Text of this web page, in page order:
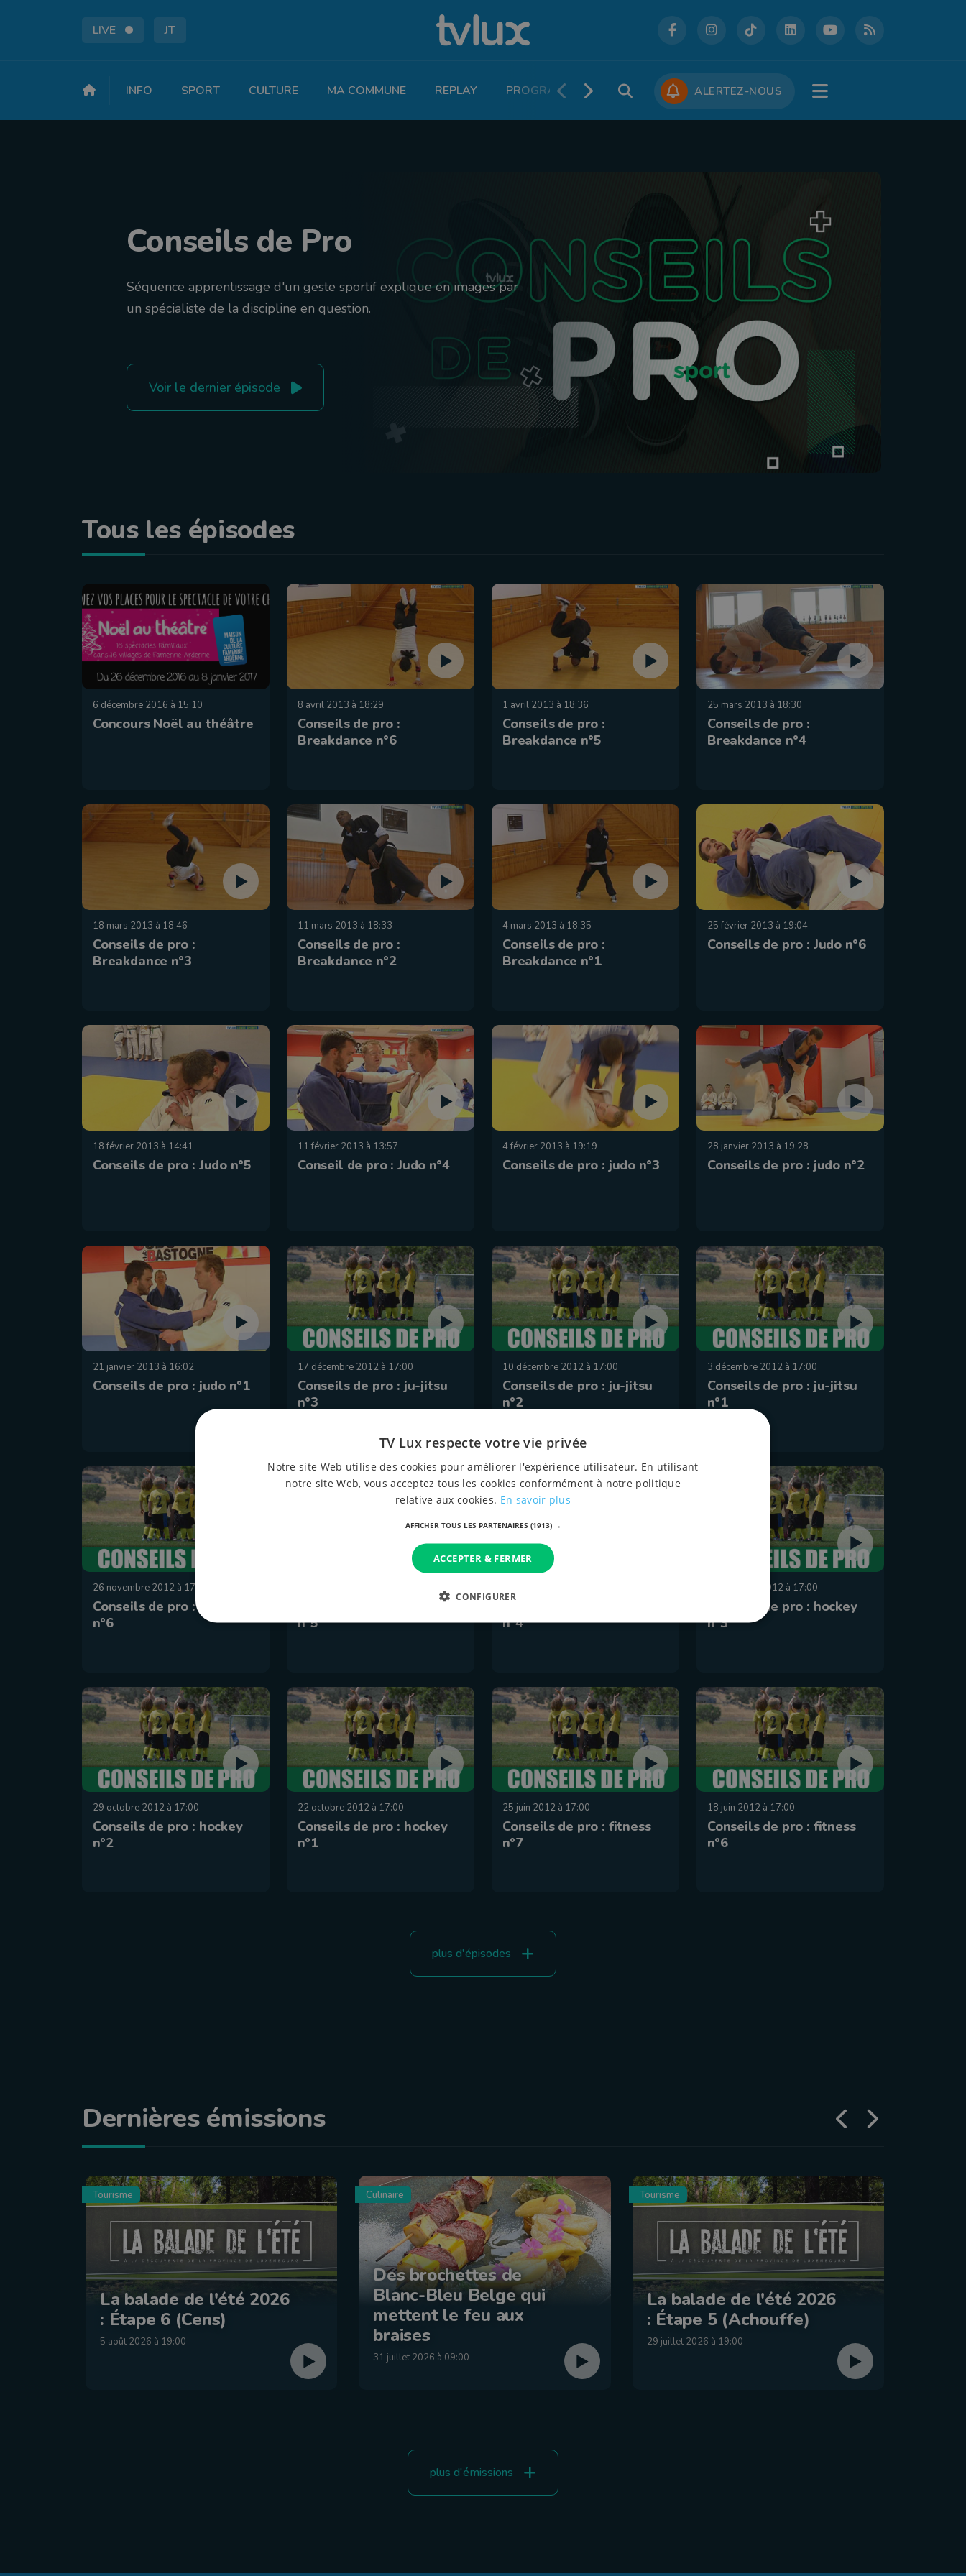
LIVE JT
INFO SPORT CULTURE MA COMMUNE REPLAY PROGRAMME TV PODCASTS CONCOURS JOBS
ALERTEZ-NOUS
Conseils de Pro
Séquence apprentissage d'un geste sportif explique en images par
un spécialiste de la discipline en question.
Voir le dernier épisode
Tous les épisodes
6 décembre 2016 à 15:10
Concours Noël au théâtre
8 avril 2013 à 18:29
Conseils de pro :
Breakdance n°6
1 avril 2013 à 18:36
Conseils de pro :
Breakdance n°5
25 mars 2013 à 18:30
Conseils de pro :
Breakdance n°4
18 mars 2013 à 18:46
Conseils de pro :
Breakdance n°3
11 mars 2013 à 18:33
Conseils de pro :
Breakdance n°2
4 mars 2013 à 18:35
Conseils de pro :
Breakdance n°1
25 février 2013 à 19:04
Conseils de pro : Judo n°6
18 février 2013 à 14:41
Conseils de pro : Judo n°5
11 février 2013 à 13:57
Conseil de pro : Judo n°4
4 février 2013 à 19:19
Conseils de pro : judo n°3
28 janvier 2013 à 19:28
Conseils de pro : judo n°2
21 janvier 2013 à 16:02
Conseils de pro : judo n°1
17 décembre 2012 à 17:00
Conseils de pro : ju-jitsu
n°3
10 décembre 2012 à 17:00
Conseils de pro : ju-jitsu
n°2
3 décembre 2012 à 17:00
Conseils de pro : ju-jitsu
n°1
26 novembre 2012 à 17:00
Conseils de pro : hockey
n°6
Conseils de pro : hockey
n°5
n°4
5 novembre 2012 à 17:00
Conseils de pro : hockey
n°3
29 octobre 2012 à 17:00
Conseils de pro : hockey
n°2
22 octobre 2012 à 17:00
Conseils de pro : hockey
n°1
25 juin 2012 à 17:00
Conseils de pro : fitness
n°7
18 juin 2012 à 17:00
Conseils de pro : fitness
n°6
plus d'épisodes
Dernières émissions
Tourisme
La balade de l'été 2026
: Étape 6 (Cens)
5 août 2026 à 19:00
Culinaire
Des brochettes de
Blanc-Bleu Belge qui
mettent le feu aux
braises
31 juillet 2026 à 09:00
Tourisme
La balade de l'été 2026
: Étape 5 (Achouffe)
29 juillet 2026 à 19:00
plus d'émissions
TV Lux respecte votre vie privée
Notre site Web utilise des cookies pour améliorer l'expérience utilisateur. En utilisant
notre site Web, vous acceptez tous les cookies conformément à notre politique
relative aux cookies. En savoir plus
AFFICHER TOUS LES PARTENAIRES (1913) →
ACCEPTER & FERMER
CONFIGURER